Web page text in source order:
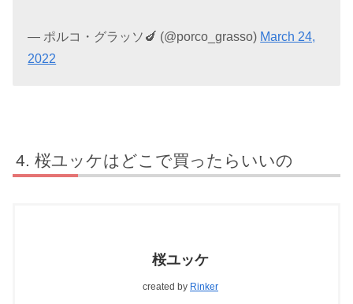
— ポルコ・グラッソ🍆 (@porco_grasso) March 24,
2022
桜ユッケはどこで買ったらいいの
桜ユッケ
created by Rinker